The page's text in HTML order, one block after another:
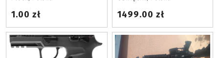
1.00 zł 1499.00 zł